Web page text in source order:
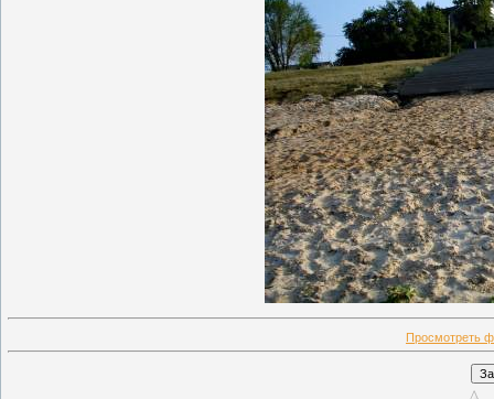
Просмотреть